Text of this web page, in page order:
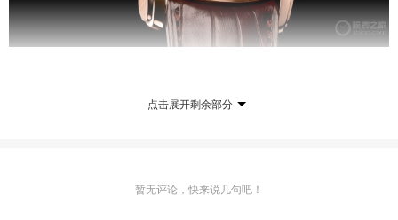
75年。不过，爱彼却是少有的一直坚持家族经营的品牌，
在越来越多集团操纵的情况下，爱彼这种长期坚持家
点击展开剩余部分
暂无评论，快来说几句吧！